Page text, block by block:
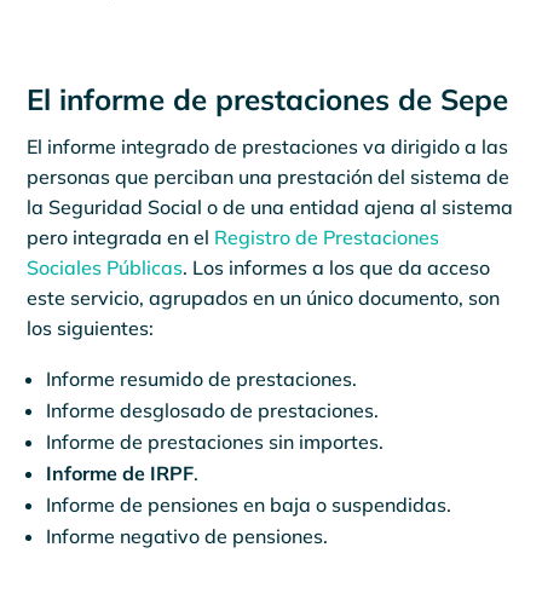
El informe de prestaciones de Sepe
El informe integrado de prestaciones va dirigido a las
personas que perciban una prestación del sistema de
la Seguridad Social o de una entidad ajena al sistema
pero integrada en el Registro de Prestaciones
Sociales Públicas. Los informes a los que da acceso
este servicio, agrupados en un único documento, son
los siguientes:
Informe resumido de prestaciones.
Informe desglosado de prestaciones.
Informe de prestaciones sin importes.
Informe de IRPF.
Informe de pensiones en baja o suspendidas.
Informe negativo de pensiones.